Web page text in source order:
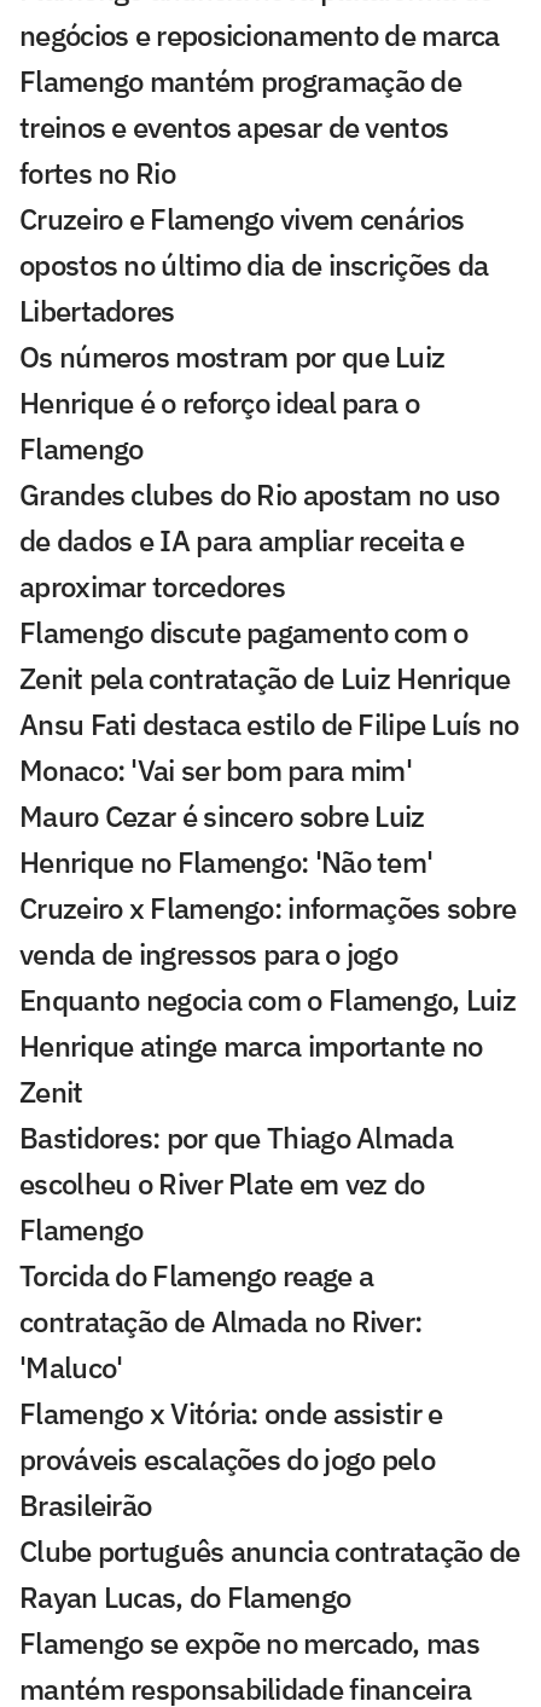
negócios e reposicionamento de marca
Flamengo mantém programação de
treinos e eventos apesar de ventos
fortes no Rio
Cruzeiro e Flamengo vivem cenários
opostos no último dia de inscrições da
Libertadores
Os números mostram por que Luiz
Henrique é o reforço ideal para o
Flamengo
Grandes clubes do Rio apostam no uso
de dados e IA para ampliar receita e
aproximar torcedores
Flamengo discute pagamento com o
Zenit pela contratação de Luiz Henrique
Ansu Fati destaca estilo de Filipe Luís no
Monaco: 'Vai ser bom para mim'
Mauro Cezar é sincero sobre Luiz
Henrique no Flamengo: 'Não tem'
Cruzeiro x Flamengo: informações sobre
venda de ingressos para o jogo
Enquanto negocia com o Flamengo, Luiz
Henrique atinge marca importante no
Zenit
Bastidores: por que Thiago Almada
escolheu o River Plate em vez do
Flamengo
Torcida do Flamengo reage a
contratação de Almada no River:
'Maluco'
Flamengo x Vitória: onde assistir e
prováveis escalações do jogo pelo
Brasileirão
Clube português anuncia contratação de
Rayan Lucas, do Flamengo
Flamengo se expõe no mercado, mas
mantém responsabilidade financeira